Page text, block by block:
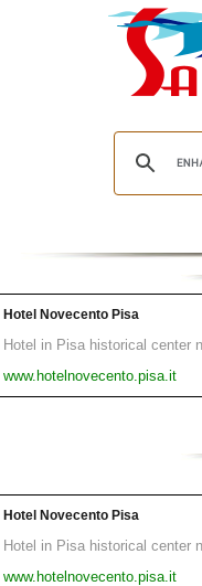
Hotel Novecento Pisa
Hotel in Pisa historical center
www.hotelnovecento.pisa.it
Hotel Novecento Pisa
Hotel in Pisa historical center
www.hotelnovecento.pisa.it